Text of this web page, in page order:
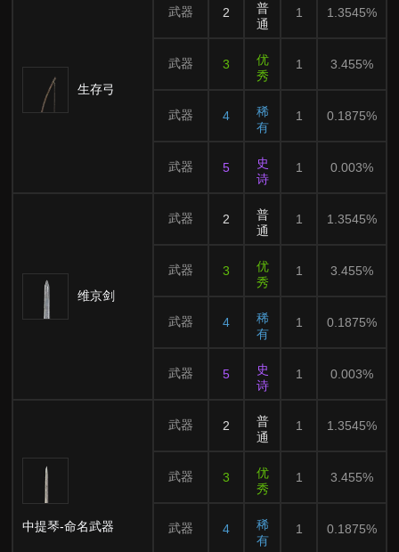
生存弓
武器 2
普
通
1 1.3545%
武器 3
优
秀
1 3.455%
武器 4
稀
有
1 0.1875%
武器 5
史
诗
1 0.003%
维京剑
武器 2
普
通
1 1.3545%
武器 3
优
秀
1 3.455%
武器 4
稀
有
1 0.1875%
武器 5
史
诗
1 0.003%
中提琴-命名武器
武器 2
普
通
1 1.3545%
武器 3
优
秀
1 3.455%
武器 4
稀
有
1 0.1875%